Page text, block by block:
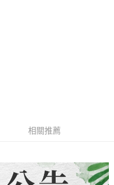
成立後會自動跳轉到大哥付的交易
數、繳款截止日，確認付款後即完
商條碼／台灣大直營門市／銀行轉
繳費。
即可結帳。
。
後，將跳轉至「AFTEE先享後付」
即可完成結帳。
知簡訊。
免運費
相關推薦